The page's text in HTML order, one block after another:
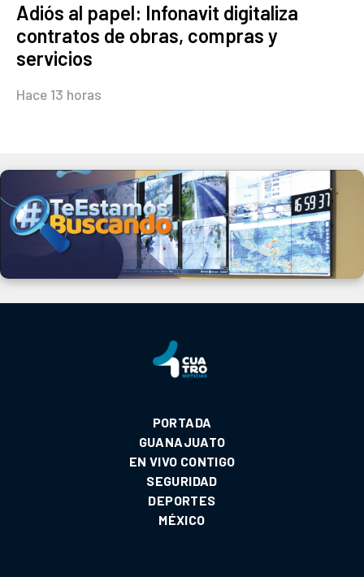
Adiós al papel: Infonavit digitaliza
contratos de obras, compras y
servicios
Hace 13 horas
PORTADA
GUANAJUATO
EN VIVO CONTIGO
SEGURIDAD
DEPORTES
MÉXICO